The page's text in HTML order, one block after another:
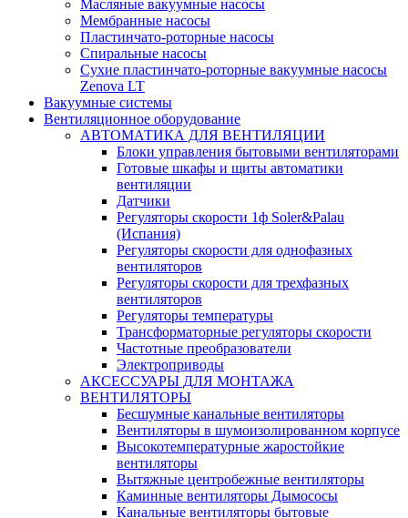
Масляные вакуумные насосы
Мембранные насосы
Пластинчато-роторные насосы
Спиральные насосы
Сухие пластинчато-роторные вакуумные насосы
Zenova LT
Вакуумные системы
Вентиляционное оборудование
АВТОМАТИКА ДЛЯ ВЕНТИЛЯЦИИ
Блоки управления бытовыми вентиляторами
Готовые шкафы и щиты автоматики
вентиляции
Датчики
Регуляторы скорости 1ф Soler&Palau
(Испания)
Регуляторы скорости для однофазных
вентиляторов
Регуляторы скорости для трехфазных
вентиляторов
Регуляторы температуры
Трансформаторные регуляторы скорости
Частотные преобразователи
Электроприводы
АКСЕССУАРЫ ДЛЯ МОНТАЖА
ВЕНТИЛЯТОРЫ
Бесшумные канальные вентиляторы
Вентиляторы в шумоизолированном корпусе
Высокотемпературные жаростойкие
вентиляторы
Вытяжные центробежные вентиляторы
Каминные вентиляторы Дымососы
Канальные вентиляторы бытовые